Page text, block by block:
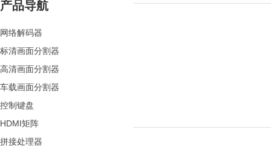
产品导航
网络解码器
标清画面分割器
高清画面分割器
车载画面分割器
控制键盘
HDMI矩阵
拼接处理器